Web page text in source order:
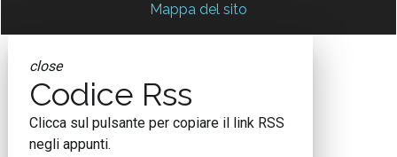
Mappa del sito
close
Codice Rss
Clicca sul pulsante per copiare il link RSS
negli appunti.